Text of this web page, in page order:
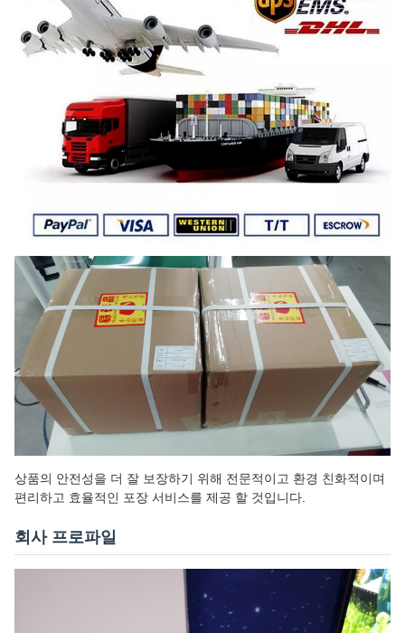
상품의 안전성을 더 잘 보장하기 위해 전문적이고 환경 친화적이며
편리하고 효율적인 포장 서비스를 제공 할 것입니다.
회사 프로파일